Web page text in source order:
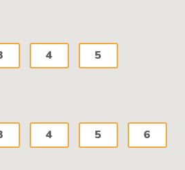
4 5
4 5 6